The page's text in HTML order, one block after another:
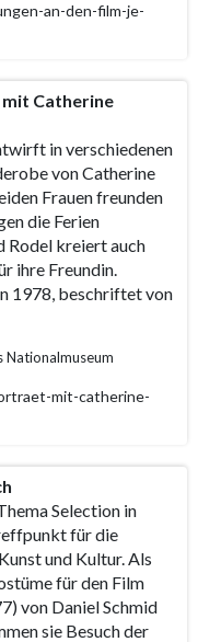
an-den-film-je-
Catherine
in verschiedenen
von Catherine
Frauen freunden
die Ferien
Rodel kreiert auch
ihre Freundin.
1978, beschriftet von
Nationalmuseum
mit-catherine-
Selection in
für die
und Kultur. Als
für den Film
von Daniel Schmid
sie Besuch der